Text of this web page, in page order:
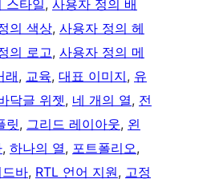
스타일, 사용자 정의 배
의 색상, 사용자 정의 헤
의 로고, 사용자 정의 메
래, 교육, 대표 이미지, 유
닥글 위젯, 네 개의 열, 전
릿, 그리드 레이아웃, 왼
, 하나의 열, 포트폴리오
바, RTL 언어 지원, 고정